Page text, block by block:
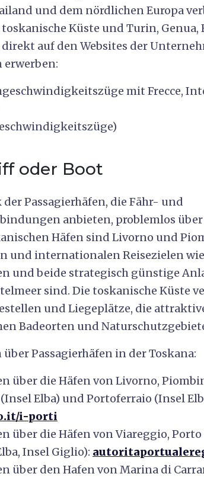
und dem nördlichen Europa
Küste und Turin, Genua,
auf den Websites der
erwerben:
mit Frecce,
oder Boot
Passagierhäfen, die Fähr- und
anbieten, problemlos über
Häfen sind Livorno und
und internationalen Reisezielen
und beide strategisch günstige
sind. Die toskanische Küste
und Liegeplätze, die
Badeorten und
Passagierhäfen in der Toskana:
über die Häfen von Livorno,
(Insel Elba) und Portoferraio (Insel
i-porti
über die Häfen von Viareggio,
Insel Giglio):
über den Hafen von Marina di